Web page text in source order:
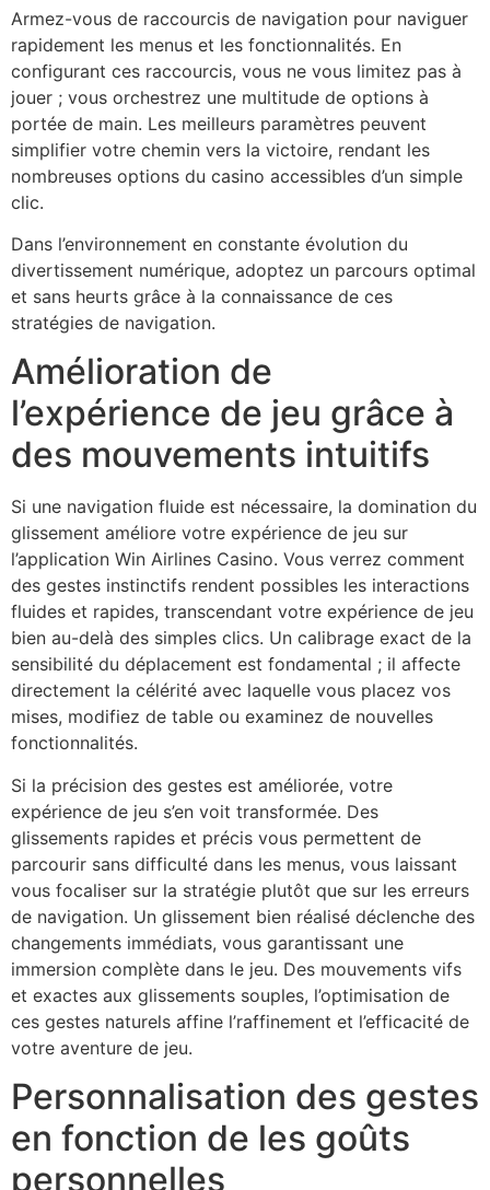
Armez-vous de raccourcis de navigation pour naviguer
rapidement les menus et les fonctionnalités. En
configurant ces raccourcis, vous ne vous limitez pas à
jouer ; vous orchestrez une multitude de options à
portée de main. Les meilleurs paramètres peuvent
simplifier votre chemin vers la victoire, rendant les
nombreuses options du casino accessibles d’un simple
clic.
Dans l’environnement en constante évolution du
divertissement numérique, adoptez un parcours optimal
et sans heurts grâce à la connaissance de ces
stratégies de navigation.
Amélioration de
l’expérience de jeu grâce à
des mouvements intuitifs
Si une navigation fluide est nécessaire, la domination du
glissement améliore votre expérience de jeu sur
l’application Win Airlines Casino. Vous verrez comment
des gestes instinctifs rendent possibles les interactions
fluides et rapides, transcendant votre expérience de jeu
bien au-delà des simples clics. Un calibrage exact de la
sensibilité du déplacement est fondamental ; il affecte
directement la célérité avec laquelle vous placez vos
mises, modifiez de table ou examinez de nouvelles
fonctionnalités.
Si la précision des gestes est améliorée, votre
expérience de jeu s’en voit transformée. Des
glissements rapides et précis vous permettent de
parcourir sans difficulté dans les menus, vous laissant
vous focaliser sur la stratégie plutôt que sur les erreurs
de navigation. Un glissement bien réalisé déclenche des
changements immédiats, vous garantissant une
immersion complète dans le jeu. Des mouvements vifs
et exactes aux glissements souples, l’optimisation de
ces gestes naturels affine l’raffinement et l’efficacité de
votre aventure de jeu.
Personnalisation des gestes
en fonction de les goûts
personnelles